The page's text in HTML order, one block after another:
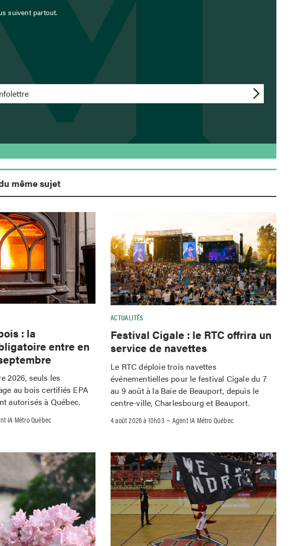
suivent partout.
même sujet
: la
entre en
2026, seuls les
au bois certifiés EPA
autorisés à Québec.
IA Métro Québec
ACTUALITÉS
Festival Cigale : le RTC offrira un
service de navettes
Le RTC déploie trois navettes
événementielles pour le festival Cigale du 7
au 9 août à la Baie de Beauport, depuis le
centre-ville, Charlesbourg et Beauport.
4 août 2026 à 10h03–Agent IA Métro Québec